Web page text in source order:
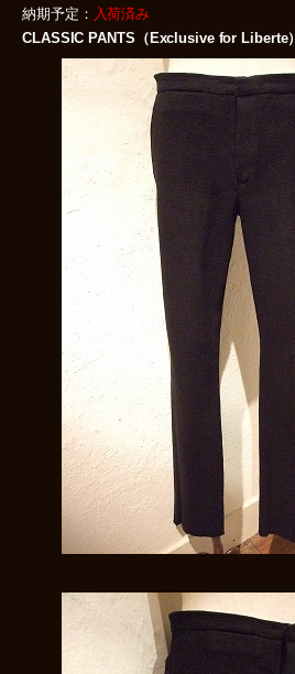
納期予定： 入荷済み
CLASSIC PANTS（Exclusive for Liberte）